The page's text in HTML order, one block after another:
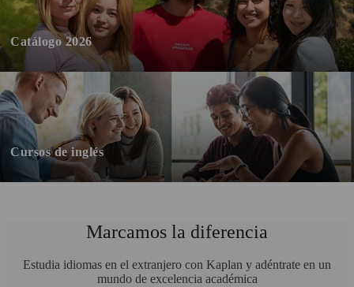
Catálogo 2026
Cursos de inglés
Marcamos la diferencia
Estudia idiomas en el extranjero con Kaplan y adéntrate en un
mundo de excelencia académica